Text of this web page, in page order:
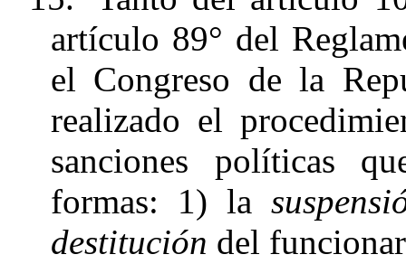
artículo 89° del
el Congreso de la
realizado el
sanciones políticas
formas: 1) la
destitución del